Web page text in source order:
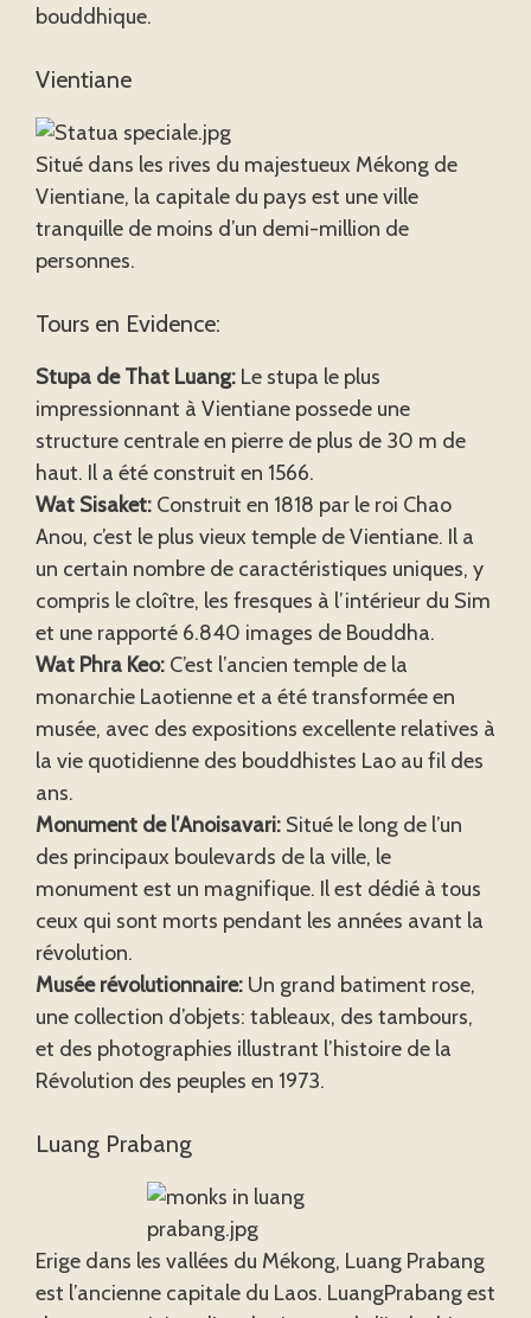
bouddhique.
Vientiane
Situé dans les rives du majestueux Mékong de
Vientiane, la capitale du pays est une ville
tranquille de moins d’un demi-million de
personnes.
Tours en Evidence:
Stupa de That Luang: Le stupa le plus
impressionnant à Vientiane possede une
structure centrale en pierre de plus de 30 m de
haut. Il a été construit en 1566.
Wat Sisaket: Construit en 1818 par le roi Chao
Anou, c’est le plus vieux temple de Vientiane. Il a
un certain nombre de caractéristiques uniques, y
compris le cloître, les fresques à l’intérieur du Sim
et une rapporté 6.840 images de Bouddha.
Wat Phra Keo: C’est l’ancien temple de la
monarchie Laotienne et a été transformée en
musée, avec des expositions excellente relatives à
la vie quotidienne des bouddhistes Lao au fil des
ans.
Monument de l’Anoisavari: Situé le long de l’un
des principaux boulevards de la ville, le
monument est un magnifique. Il est dédié à tous
ceux qui sont morts pendant les années avant la
révolution.
Musée révolutionnaire: Un grand batiment rose,
une collection d’objets: tableaux, des tambours,
et des photographies illustrant l’histoire de la
Révolution des peuples en 1973.
Luang Prabang
Erige dans les vallées du Mékong, Luang Prabang
est l’ancienne capitale du Laos. LuangPrabang est